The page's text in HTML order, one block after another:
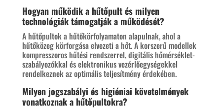
Hogyan működik a hűtőpult és milyen
technológiák támogatják a működését?
A hűtőpultok a hűtőkörfolyamaton alapulnak, ahol a
hűtőközeg körforgása elvezeti a hőt. A korszerű modellek
kompresszoros hűtési rendszerrel, digitális hőmérséklet-
szabályozókkal és elektronikus vezérlőegységekkel
rendelkeznek az optimális teljesítmény érdekében.
Milyen jogszabályi és higiéniai követelmények
vonatkoznak a hűtőpultokra?